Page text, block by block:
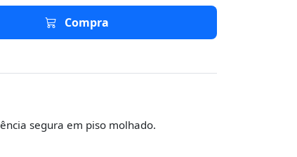
Compra
segura em piso molhado.